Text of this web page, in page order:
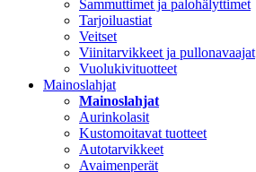
Sammuttimet ja palohälyttimet
Tarjoiluastiat
Veitset
Viinitarvikkeet ja pullonavaajat
Vuolukivituotteet
Mainoslahjat
Mainoslahjat
Aurinkolasit
Kustomoitavat tuotteet
Autotarvikkeet
Avaimenperät